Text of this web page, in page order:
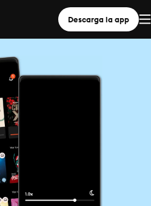
Descarga la app